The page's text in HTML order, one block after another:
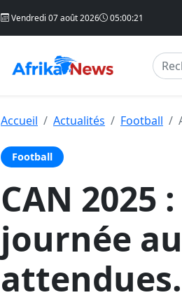
Vendredi 07 août 2026 05:00:21
Accueil Actualités Football
Football
CAN 2025
journée
attendues.